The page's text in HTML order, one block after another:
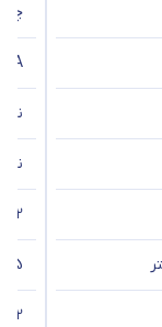
2 متری
0.5 میلی متر